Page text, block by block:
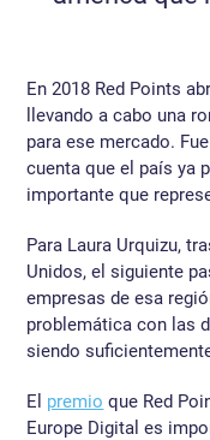
En 2018 Red Points
llevando a cabo una
para ese mercado.
cuenta que el país ya
importante que
Para Laura Urquizu,
Unidos, el siguiente
empresas de esa
problemática con las
siendo
El premio que Red
Europe Digital es